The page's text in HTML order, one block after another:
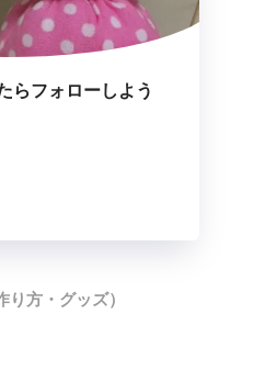
らフォローしよう
り方・グッズ）